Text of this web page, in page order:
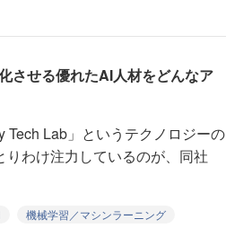
させる優れたAI人材をどんなア
Lab」というテクノロジーの
わけ注力しているのが、同社
機械学習／マシンラーニング